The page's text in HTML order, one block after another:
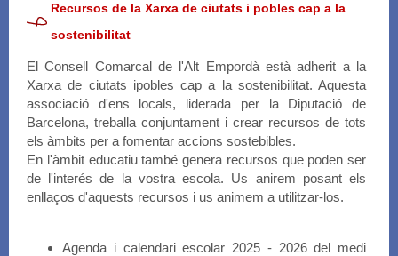
Recursos de la Xarxa de ciutats i pobles cap a la
sostenibilitat
El Consell Comarcal de l'Alt Empordà està adherit a la
Xarxa de ciutats ipobles cap a la sostenibilitat. Aquesta
associació d'ens locals, liderada per la Diputació de
Barcelona, treballa conjuntament i crear recursos de tots
els àmbits per a fomentar accions sostebibles.
En l'àmbit educatiu també genera recursos que poden ser
de l'interés de la vostra escola. Us anirem posant els
enllaços d'aquests recursos i us animem a utilitzar-los.
Agenda i calendari escolar 2025 - 2026 del medi